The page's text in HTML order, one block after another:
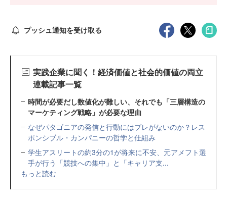
プッシュ通知を受け取る
実践企業に聞く！経済価値と社会的価値の両立
連載記事一覧
時間が必要だし数値化が難しい、それでも「三層構造の
マーケティング戦略」が必要な理由
なぜパタゴニアの発信と行動にはブレがないのか？レス
ポンシブル・カンパニーの哲学と仕組み
学生アスリートの約3分の1が将来に不安、元アメフト選
手が行う「競技への集中」と「キャリア支...
もっと読む